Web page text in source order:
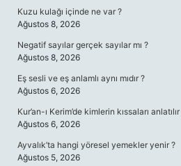
Kuzu kulağı içinde ne var ?
Ağustos 8, 2026
Negatif sayılar gerçek sayılar mı ?
Ağustos 8, 2026
Eş sesli ve eş anlamlı aynı mıdır ?
Ağustos 6, 2026
Kur’an-ı Kerim’de kimlerin kıssaları
Ağustos 6, 2026
Ayvalık’ta hangi yöresel yemekler yenir ?
Ağustos 5, 2026